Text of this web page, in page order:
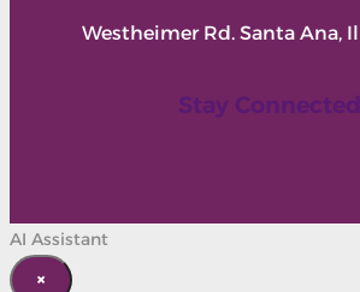
Stay Connected
AI Assistant
×